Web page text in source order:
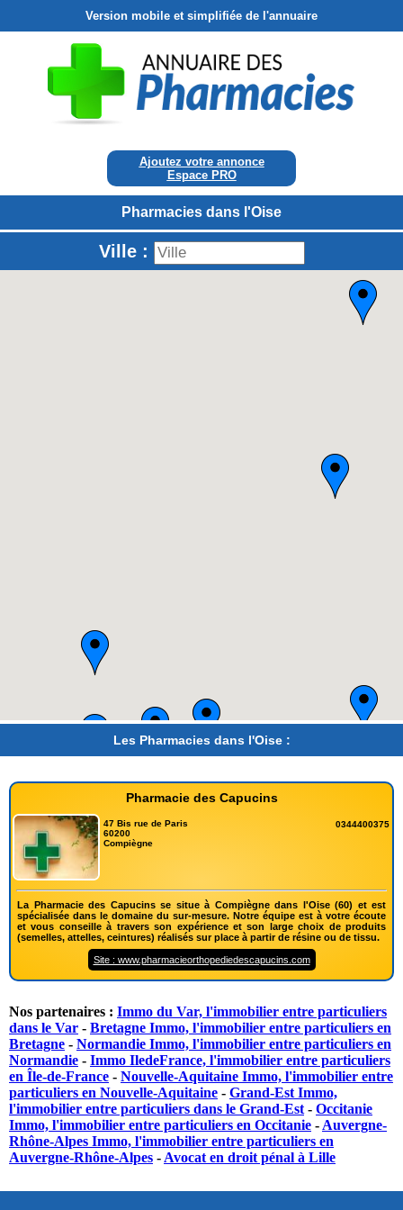
Version mobile et simplifiée de l'annuaire
Ajoutez votre annonce
Espace PRO
Pharmacies dans l'Oise
Ville :
Les Pharmacies dans l'Oise :
Pharmacie des Capucins
47 Bis rue de Paris
60200
Compiègne
0344400375
La Pharmacie des Capucins se situe à Compiègne dans l'Oise (60) et est
spécialisée dans le domaine du sur-mesure. Notre équipe est à votre écoute
et vous conseille à travers son expérience et son large choix de produits
(semelles, attelles, ceintures) réalisés sur place à partir de résine ou de tissu.
Site : www.pharmacieorthopediedescapucins.com
Nos partenaires : Immo du Var, l'immobilier entre particuliers
dans le Var - Bretagne Immo, l'immobilier entre particuliers en
Bretagne - Normandie Immo, l'immobilier entre particuliers en
Normandie - Immo IledeFrance, l'immobilier entre particuliers
en Île-de-France - Nouvelle-Aquitaine Immo, l'immobilier entre
particuliers en Nouvelle-Aquitaine - Grand-Est Immo,
l'immobilier entre particuliers dans le Grand-Est - Occitanie
Immo, l'immobilier entre particuliers en Occitanie - Auvergne-
Rhône-Alpes Immo, l'immobilier entre particuliers en
Auvergne-Rhône-Alpes - Avocat en droit pénal à Lille